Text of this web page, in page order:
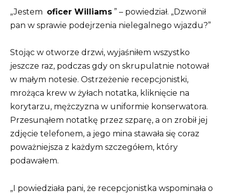
„Jestem oficer Williams ” – powiedział. „Dzwonił
pan w sprawie podejrzenia nielegalnego wjazdu?”
Stojąc w otworze drzwi, wyjaśniłem wszystko
jeszcze raz, podczas gdy on skrupulatnie notował
w małym notesie. Ostrzeżenie recepcjonistki,
mrożąca krew w żyłach notatka, kliknięcie na
korytarzu, mężczyzna w uniformie konserwatora.
Przesunąłem notatkę przez szparę, a on zrobił jej
zdjęcie telefonem, a jego mina stawała się coraz
poważniejsza z każdym szczegółem, który
podawałem.
„I powiedziała pani, że recepcjonistka wspominała o